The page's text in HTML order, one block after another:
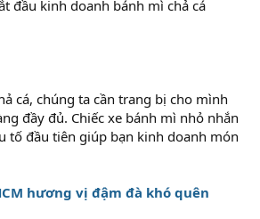
đầu kinh doanh bánh mì chả cá
cá, chúng ta cần trang bị cho mình
đầy đủ. Chiếc xe bánh mì nhỏ nhắn
tố đầu tiên giúp bạn kinh doanh món
hương vị đậm đà khó quên